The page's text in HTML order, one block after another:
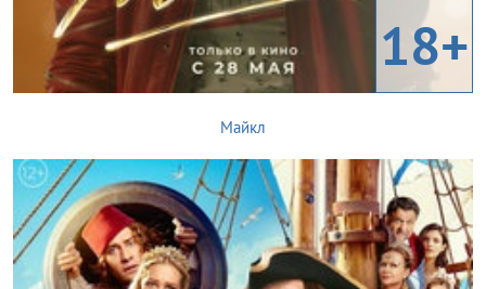
18+
Майкл